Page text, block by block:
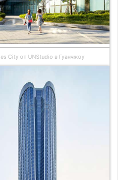
City от UNStudio в Гуанчжоу